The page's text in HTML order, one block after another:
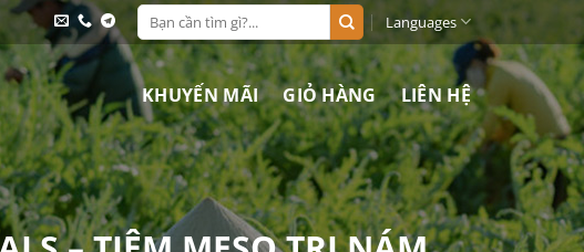
Search
for:
Languages
KHUYẾN MÃI GIỎ HÀNG LIÊN HỆ